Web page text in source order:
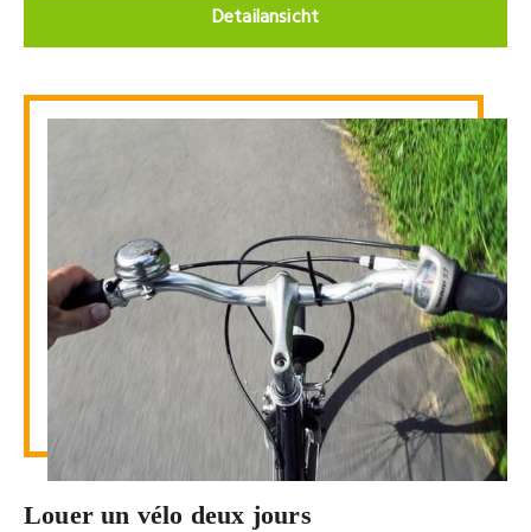
Detailansicht
Louer un vélo deux jours